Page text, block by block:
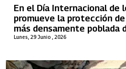
Lunes, 29 Junio , 2026
En el Día Internacional de
promueve la protección
más densamente poblada